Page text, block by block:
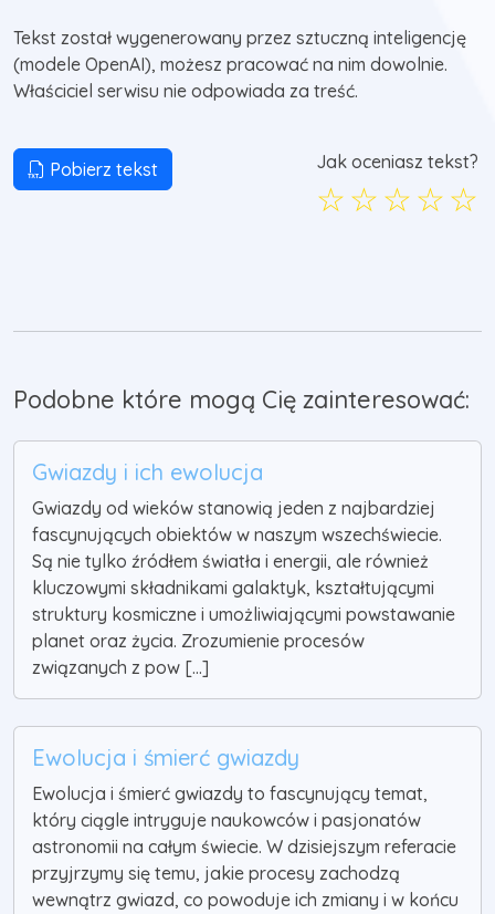
Tekst został wygenerowany przez sztuczną inteligencję
(modele OpenAI), możesz pracować na nim dowolnie.
Właściciel serwisu nie odpowiada za treść.
Pobierz tekst Jak oceniasz tekst?
☆
☆
☆
☆
☆
Podobne które mogą Cię zainteresować:
Gwiazdy i ich ewolucja
Gwiazdy od wieków stanowią jeden z najbardziej
fascynujących obiektów w naszym wszechświecie.
Są nie tylko źródłem światła i energii, ale również
kluczowymi składnikami galaktyk, kształtującymi
struktury kosmiczne i umożliwiającymi powstawanie
planet oraz życia. Zrozumienie procesów
związanych z pow [...]
Ewolucja i śmierć gwiazdy
Ewolucja i śmierć gwiazdy to fascynujący temat,
który ciągle intryguje naukowców i pasjonatów
astronomii na całym świecie. W dzisiejszym referacie
przyjrzymy się temu, jakie procesy zachodzą
wewnątrz gwiazd, co powoduje ich zmiany i w końcu